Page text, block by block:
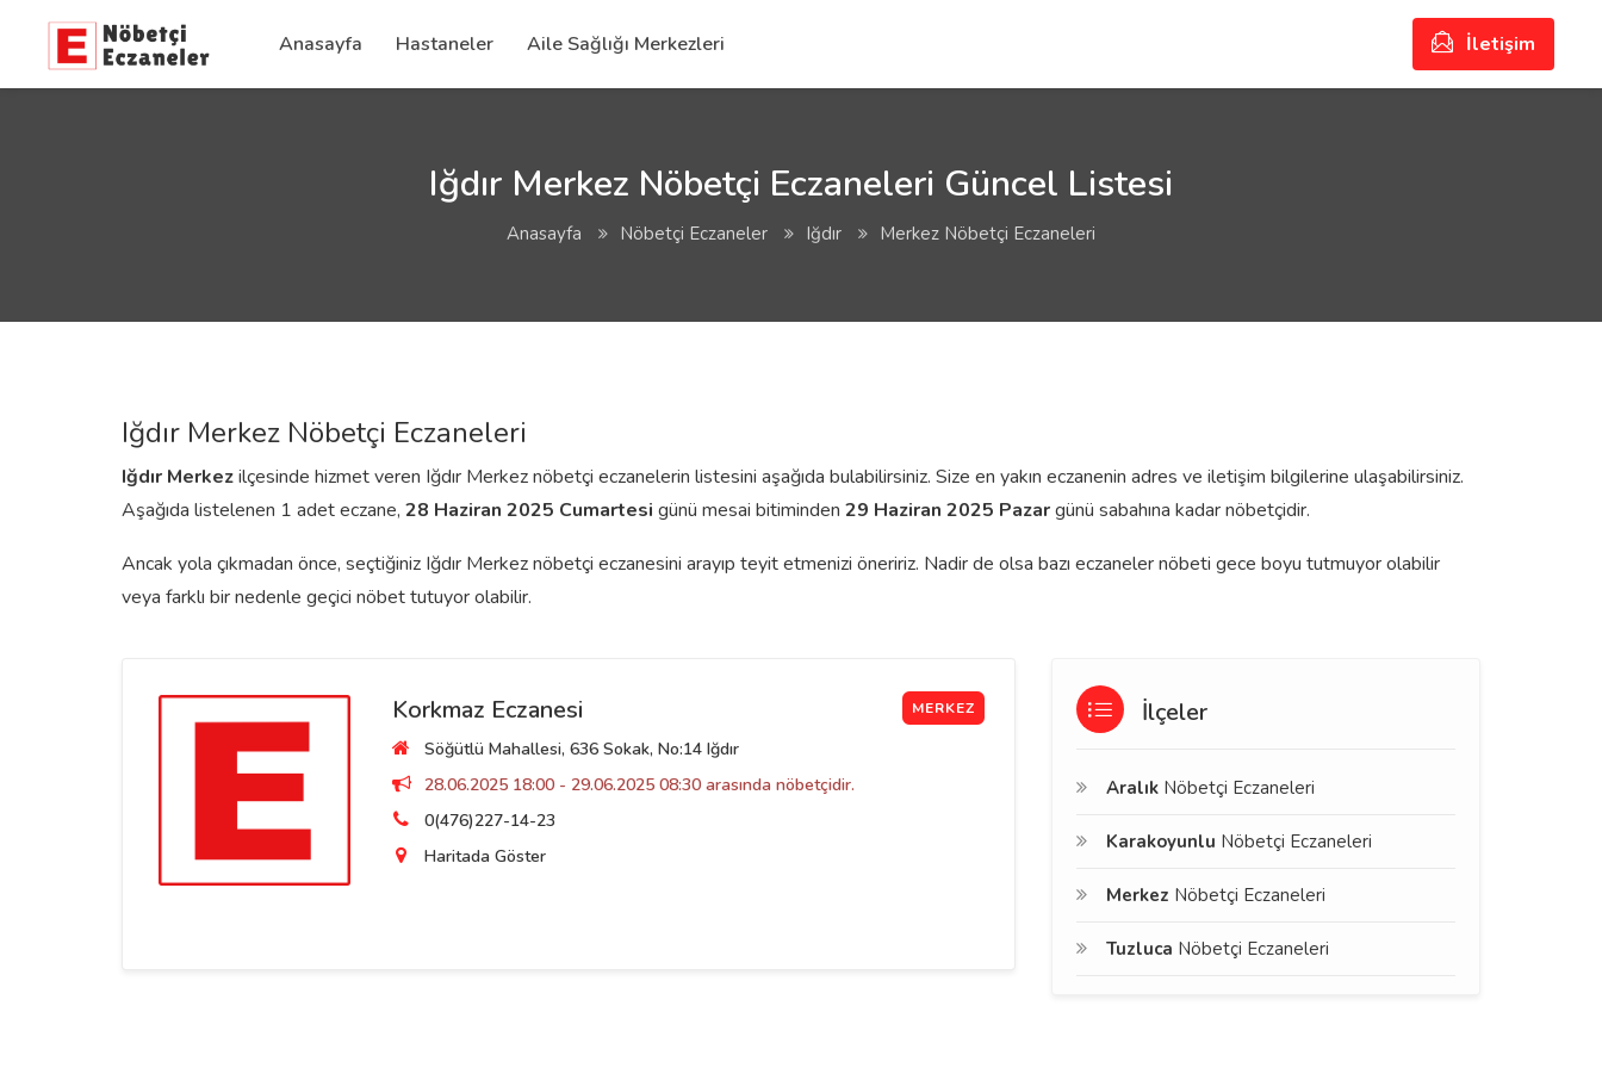
Anasayfa Hastaneler Aile Sağlığı Merkezleri İletişim
Iğdır Merkez Nöbetçi Eczaneleri Güncel Listesi
Anasayfa Nöbetçi Eczaneler Iğdır Merkez Nöbetçi Eczaneleri
Iğdır Merkez Nöbetçi Eczaneleri
Iğdır Merkezilçesinde hizmet veren Iğdır Merkez nöbetçi eczanelerin listesini aşağıda bulabilirsiniz. Size en yakın eczanenin adres ve iletişim bilgilerine ulaşabilirsiniz.
Aşağıda listelenen 1 adet eczane, 28 Haziran 2025 Cumartesi günü mesai bitiminden 29 Haziran 2025 Pazargünü sabahına kadar nöbetçidir.
Ancak yola çıkmadan önce, seçtiğiniz Iğdır Merkez nöbetçi eczanesini arayıp teyit etmenizi öneririz. Nadir de olsa bazı eczaneler nöbeti gece boyu tutmuyor olabilir
veya farklı bir nedenle geçici nöbet tutuyor olabilir.
Korkmaz Eczanesi MERKEZ
Söğütlü Mahallesi, 636 Sokak, No:14 Iğdır
28.06.2025 18:00 - 29.06.2025 08:30 arasında nöbetçidir.
0(476)227-14-23
Haritada Göster
İlçeler
Aralık Nöbetçi Eczaneleri
Karakoyunlu Nöbetçi Eczaneleri
Merkez Nöbetçi Eczaneleri
Tuzluca Nöbetçi Eczaneleri